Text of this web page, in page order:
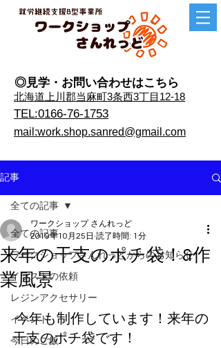
◎見学・​お問い合わせはこちら
​北海道上川郡当麻町3条西3丁目12-18
TEL:0166-76-1753
mail:work.shop.sanred@gmail.com
記事
全ての記事
ワークショップさんれっどからのお知らせ
イラストの依頼
レジンアクセサリー
イベント
今日のご飯
全ての記事
来年の干支のポチ袋！&作
業風景
ワークショップ さんれっど
2019年10月25日 読了時間: 1分
今年も制作しています！来年の
干支のポチ袋です！